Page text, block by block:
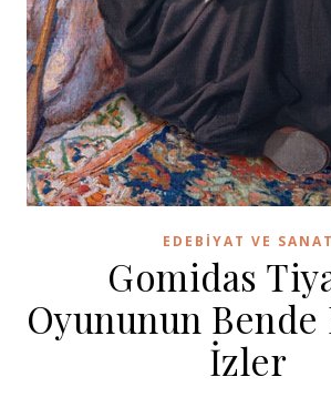
EDEBIYAT VE SANAT
Gomidas
Oyununun Bende
İzler